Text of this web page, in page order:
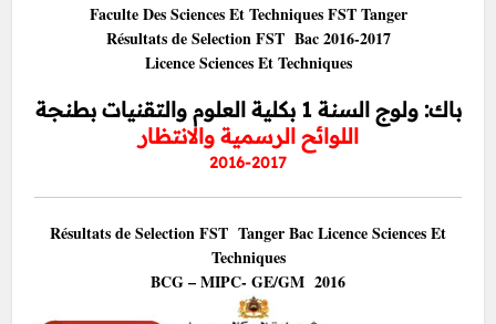
Faculte Des Sciences Et Techniques FST Tanger
Résultats de Selection FST Bac 2016-2017
Licence Sciences Et Techniques
باك: ولوج السنة 1 بكلية العلوم والتقنيات بطنجة
اللوائح الرسمية والانتظار
2016-2017
Résultats de Selection FST Tanger BacLicence Sciences Et
Techniques
BCG – MIPC- GE/GM 2016